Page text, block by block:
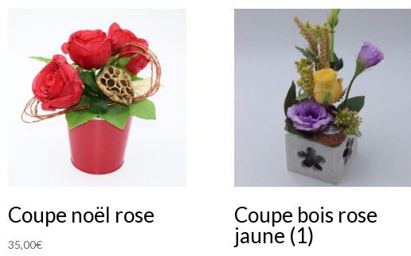
Coupe noël rose
35,00€
Coupe bois rose
jaune (1)